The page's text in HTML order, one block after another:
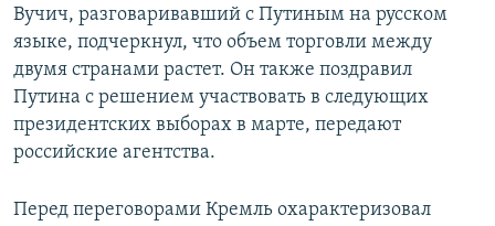
Вучич, разговаривавший с Путиным на русском
языке, подчеркнул, что объем торговли между
двумя странами растет. Он также поздравил
Путина с решением участвовать в следующих
президентских выборах в марте, передают
российские агентства.
Перед переговорами Кремль охарактеризовал